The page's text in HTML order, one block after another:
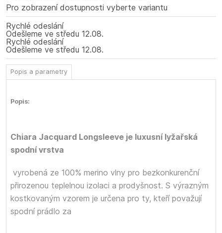
Pro zobrazení dostupnosti vyberte variantu
Rychlé odeslání
Odešleme ve středu 12.08.
Rychlé odeslání
Odešleme ve středu 12.08.
Popis a parametry
Popis:
Chiara Jacquard Longsleeve je luxusní lyžařská
spodní vrstva
vyrobená ze 100% merino vlny pro bezkonkurenční
přirozenou teplelnou izolaci a prodyšnost. S výrazným
kostkovaným vzorem je určena pro ty, kteří považují
spodní prádlo za